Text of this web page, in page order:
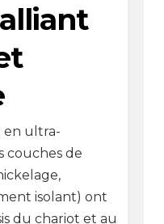
en ultra-
couches de
isolant) ont
du chariot et au